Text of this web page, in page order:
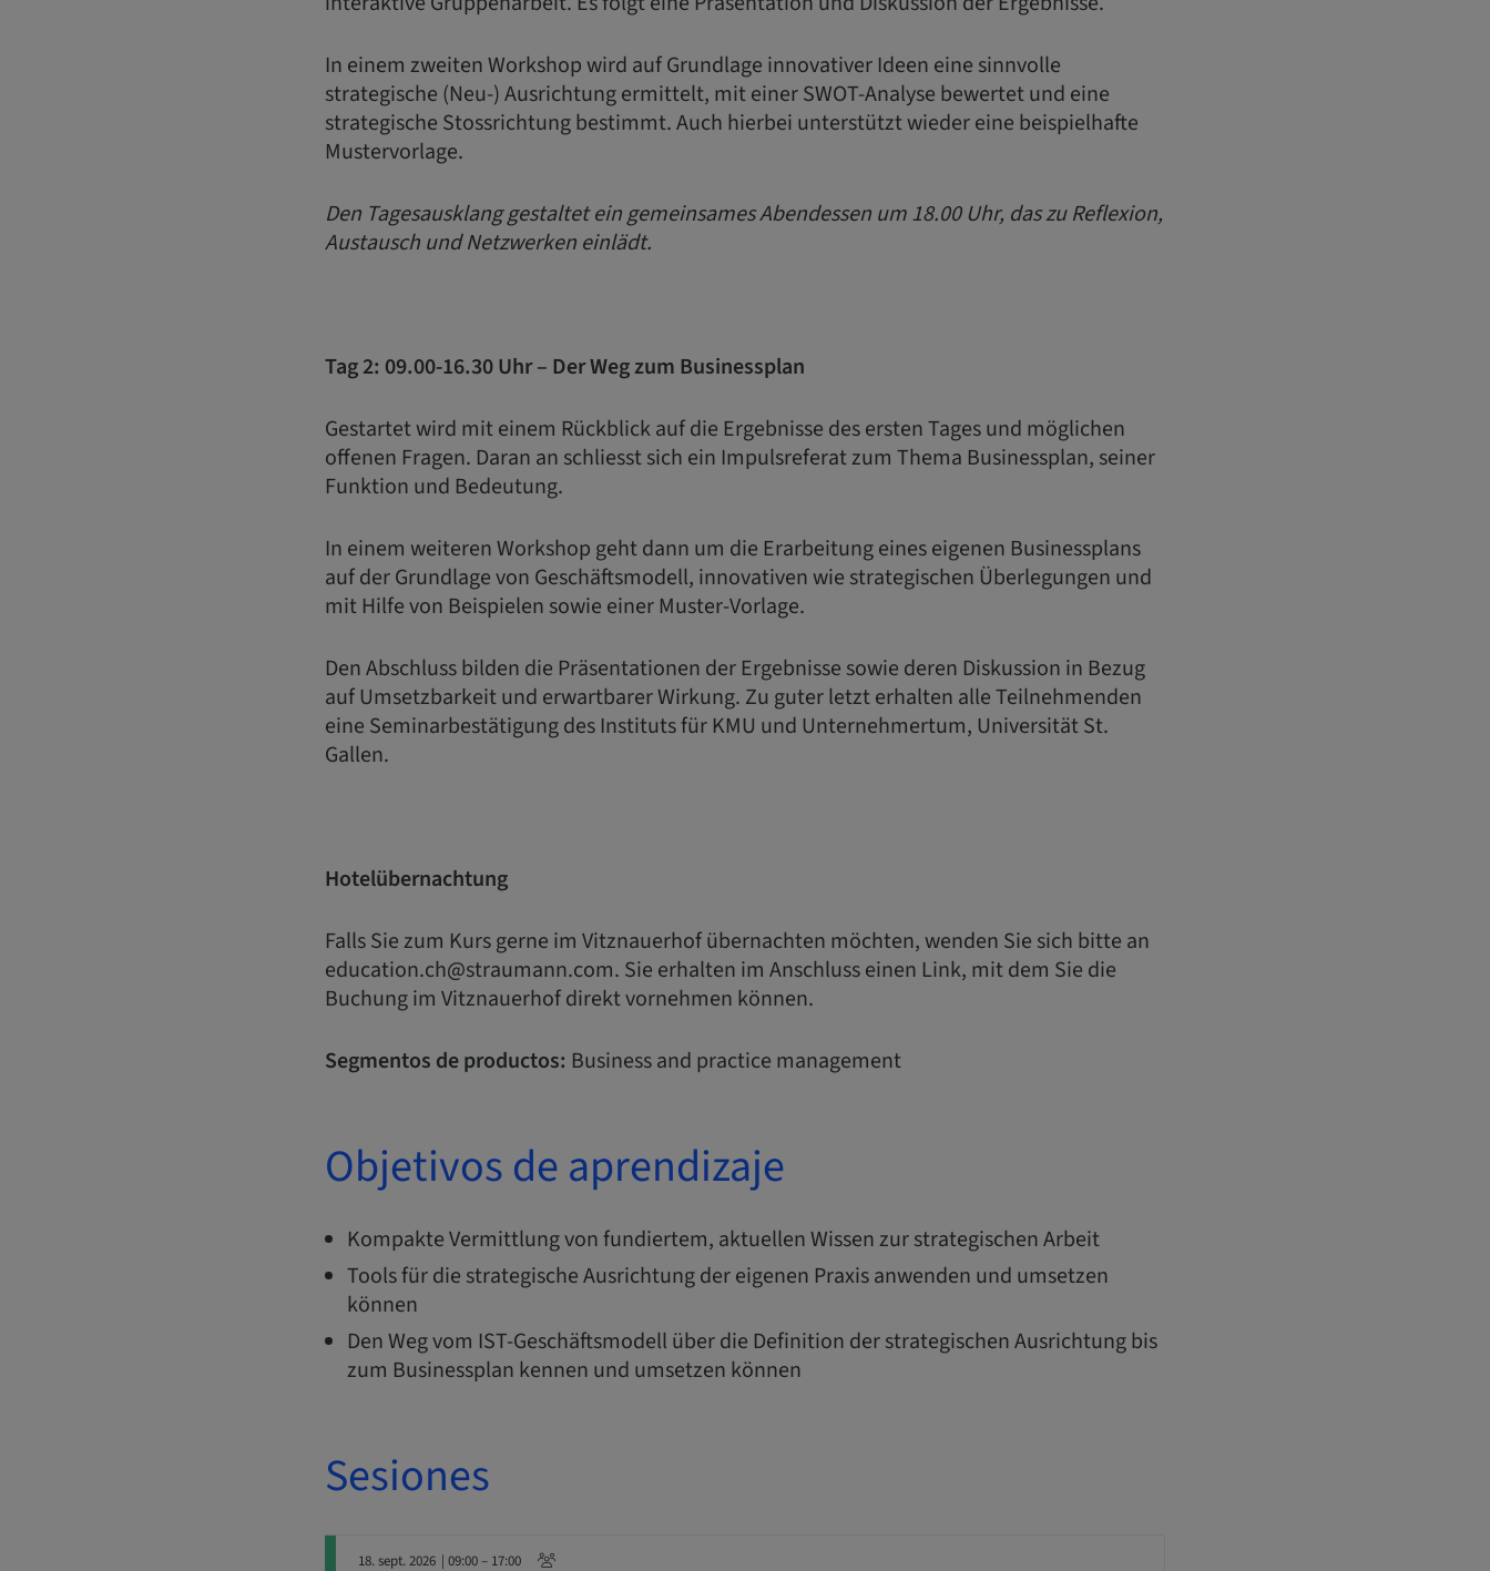
In einem zweiten Workshop wird auf Grundlage innovativer Ideen eine sinnvolle
strategische (Neu-) Ausrichtung ermittelt, mit einer SWOT-Analyse bewertet und eine
strategische Stossrichtung bestimmt. Auch hierbei unterstützt wieder eine beispielhafte
Mustervorlage.
Den Tagesausklang gestaltet ein gemeinsames Abendessen um 18.00 Uhr, das zu Reflexion,
Austausch und Netzwerken einlädt.
Tag 2: 09.00-16.30 Uhr – Der Weg zum Businessplan
Gestartet wird mit einem Rückblick auf die Ergebnisse des ersten Tages und möglichen
offenen Fragen. Daran an schliesst sich ein Impulsreferat zum Thema Businessplan, seiner
Funktion und Bedeutung.
In einem weiteren Workshop geht dann um die Erarbeitung eines eigenen Businessplans
auf der Grundlage von Geschäftsmodell, innovativen wie strategischen Überlegungen und
mit Hilfe von Beispielen sowie einer Muster-Vorlage.
Den Abschluss bilden die Präsentationen der Ergebnisse sowie deren Diskussion in Bezug
auf Umsetzbarkeit und erwartbarer Wirkung. Zu guter letzt erhalten alle Teilnehmenden
eine Seminarbestätigung des Instituts für KMU und Unternehmertum, Universität St.
Gallen.
Hotelübernachtung
Falls Sie zum Kurs gerne im Vitznauerhof übernachten möchten, wenden Sie sich bitte an
education.ch@straumann.com. Sie erhalten im Anschluss einen Link, mit dem Sie die
Buchung im Vitznauerhof direkt vornehmen können.
Segmentos de productos: Business and practice management
Objetivos de aprendizaje
Kompakte Vermittlung von fundiertem, aktuellen Wissen zur strategischen Arbeit
Tools für die strategische Ausrichtung der eigenen Praxis anwenden und umsetzen
können
Den Weg vom IST-Geschäftsmodell über die Definition der strategischen Ausrichtung bis
zum Businessplan kennen und umsetzen können
Sesiones
18. sept. 2026 | 09:00 – 17:00